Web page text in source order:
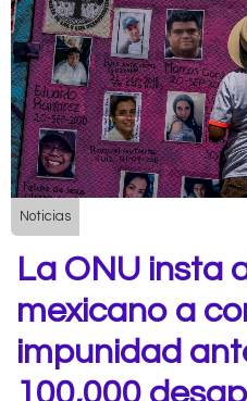
Noticias
La ONU insta
mexicano a
impunidad